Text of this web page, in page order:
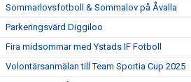
Sommarlovsfotboll & Sommalov på Åvalla
Parkeringsvärd Diggiloo
Fira midsommar med Ystads IF Fotboll
Volontärsanmälan till Team Sportia Cup 2025